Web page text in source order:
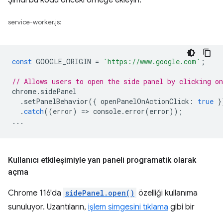
service-worker.js:
const GOOGLE_ORIGIN = 'https://www.google.com' ;
// Allows users to open the side panel by clicking
chrome. sidePanel
. setPanelBehavior({ openPanelOnActionClick : true
.catch((error) => console. error(error));
...
Kullanıcı etkileşimiyle yan paneli programatik olarak
açma
Chrome 116'da sidePanel.open() özelliği kullanıma
sunuluyor. Uzantıların, işlem simgesini tıklama gibi bir